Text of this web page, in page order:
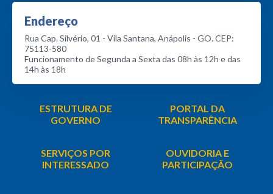
Endereço
Rua Cap. Silvério, 01 - Vila Santana, Anápolis - GO. CEP:
75113-580
Funcionamento de Segunda a Sexta das 08h às 12h e das
14h às 18h
ESTRUTURA DE
GOVERNO
PORTAL DA
TRANSPARÊNCIA
SERVIÇOS POR
INTERESSADO
OUVIDORIA E
PARTICIPAÇÃO